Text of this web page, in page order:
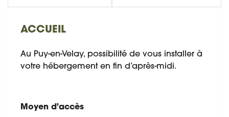
ACCUEIL
Au Puy-en-Velay, possibilité de vous installer à
votre hébergement en fin d’après-midi.
Moyen d'accès